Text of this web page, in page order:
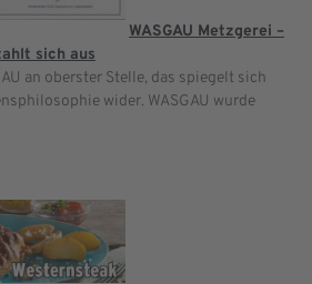
WASGAU Metzgerei –
sich aus
an oberster Stelle, das spiegelt sich
wider. WASGAU wurde